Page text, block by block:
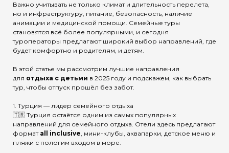
Важно учитывать не только климат и длительность перелета,
но и инфраструктуру, питание, безопасность, наличие
анимации и медицинской помощи. Семейные туры
становятся всё более популярными, и сегодня
туроператоры предлагают широкий выбор направлений, где
будет комфортно и родителям, и детям.
В этой статье мы рассмотрим лучшие направления
для отдыха с детьми в 2025 году и подскажем, как выбрать
тур, чтобы отпуск прошёл без забот.
1. Турция — лидер семейного отдыха
🇹🇷 Турция остаётся одним из самых популярных
направлений для семейного отдыха. Отели здесь предлагают
формат all inclusive, мини-клубы, аквапарки, детское меню и
пляжи с пологим входом в море.